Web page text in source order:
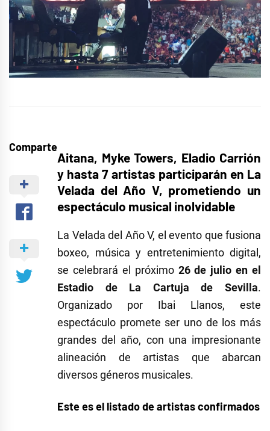
Comparte
Aitana, Myke Towers, Eladio Carrión
y hasta 7 artistas participarán en La
Velada del Año V, prometiendo un
espectáculo musical inolvidable
La Velada del Año V, el evento que fusiona
boxeo, música y entretenimiento digital,
se celebrará el próximo 26 de julio en el
Estadio de La Cartuja de Sevilla.
Organizado por Ibai Llanos, este
espectáculo promete ser uno de los más
grandes del año, con una impresionante
alineación de artistas que abarcan
diversos géneros musicales.
Este es el listado de artistas confirmados